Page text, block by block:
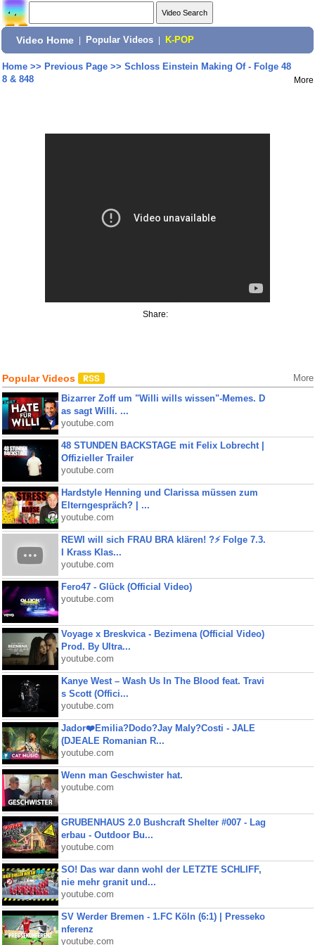
Video Home Popular Videos K-POP
Home>> Previous Page>> Schloss Einstein Making Of - Folge 48
8 & 848
More
Share:
Popular Videos More
Bizarrer Zoff um "Willi wills wissen"-Memes. D
as sagt Willi. ...
youtube.com
48 STUNDEN BACKSTAGE mit Felix Lobrecht |
Offizieller Trailer
youtube.com
Hardstyle Henning und Clarissa müssen zum
Elterngespräch? | ...
youtube.com
REWI will sich FRAU BRA klären! ?⚡️ Folge 7.3.
I Krass Klas...
youtube.com
Fero47 - Glück (Official Video)
youtube.com
Voyage x Breskvica - Bezimena (Official Video)
Prod. By Ultra...
youtube.com
Kanye West – Wash Us In The Blood feat. Travi
s Scott (Offici...
youtube.com
Jador❤️Emilia?Dodo?Jay Maly?Costi - JALE
(DJEALE Romanian R...
youtube.com
Wenn man Geschwister hat.
youtube.com
GRUBENHAUS 2.0 Bushcraft Shelter #007 - Lag
erbau - Outdoor Bu...
youtube.com
SO! Das war dann wohl der LETZTE SCHLIFF,
nie mehr granit und...
youtube.com
SV Werder Bremen - 1.FC Köln (6:1) | Presseko
nferenz
youtube.com